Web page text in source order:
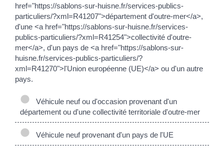
href="https://sablons-sur-huisne.fr/services-publics-
particuliers/?xml=R41207">département d'outre-mer</a>,
d'une <a href="https://sablons-sur-huisne.fr/services-
publics-particuliers/?xml=R41254">collectivité d'outre-
mer</a>, d'un pays de <a href="https://sablons-sur-
huisne.fr/services-publics-particuliers/?
xml=R41270">l'Union européenne (UE)</a> ou d'un autre
pays.
Véhicule neuf ou d'occasion provenant d'un
département ou d'une collectivité territoriale d'outre-mer
Véhicule neuf provenant d'un pays de l'UE